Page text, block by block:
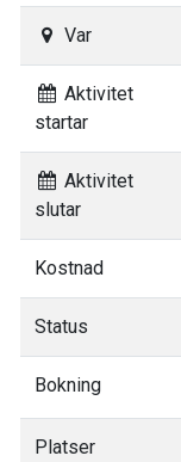
Var
Aktivitet
startar
Aktivitet
slutar
Kostnad
Status
Bokning
Platser